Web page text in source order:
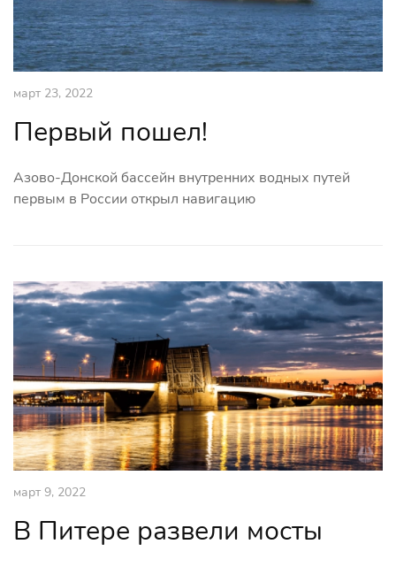
март 23, 2022
Первый пошел!
Азово-Донской бассейн внутренних водных путей
первым в России открыл навигацию
март 9, 2022
В Питере развели мосты